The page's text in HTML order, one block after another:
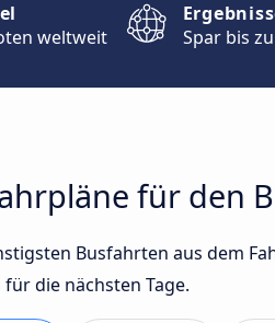
weltweit
Spar bis
für den
Busfahrten aus dem
die nächsten Tage.